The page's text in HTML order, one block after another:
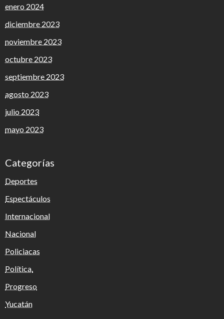
enero 2024
diciembre 2023
noviembre 2023
octubre 2023
septiembre 2023
agosto 2023
julio 2023
mayo 2023
Categorías
Deportes
Espectáculos
Internacional
Nacional
Policiacas
Política.
Progreso
Yucatán